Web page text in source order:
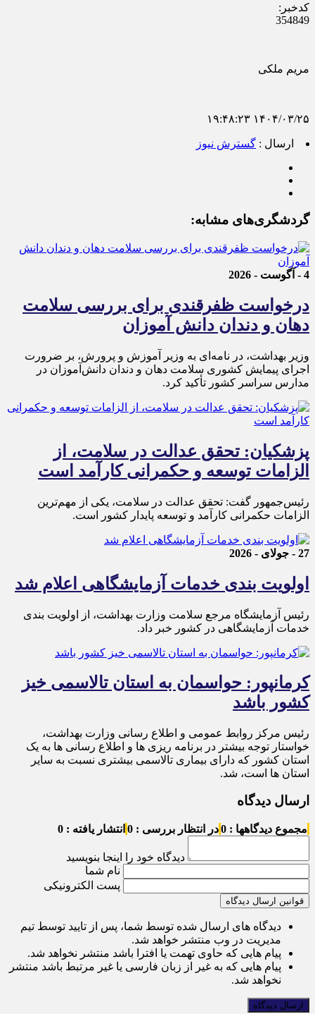
کدخبر:
354849
مریم ملکی
۱۴۰۴/۰۳/۲۵ ۱۹:۴۸:۲۳
ارسال : گسترش نیوز
گردشگری‌های مشابه:
4 - آگوست - 2026
درخواست ظفرقندی برای بررسی سلامت
دهان و دندان دانش آموزان
وزیر بهداشت، در نامه‌ای به وزیر آموزش و پرورش، بر ضرورت
اجرای پیمایش کشوری سلامت دهان و دندان دانش‌آموزان در
مدارس سراسر کشور تأکید کرد.
پزشکیان: تحقق عدالت در سلامت، از
الزامات توسعه و حکمرانی کارآمد است
رئیس‌جمهور گفت: تحقق عدالت در سلامت، یکی از مهم‌ترین
الزامات حکمرانی کارآمد و توسعه پایدار کشور است.
27 - جولای - 2026
اولویت بندی خدمات آزمایشگاهی اعلام شد
رئیس آزمایشگاه مرجع سلامت وزارت بهداشت، از اولویت بندی
خدمات آزمایشگاهی در کشور خبر داد.
کرمانپور: حواسمان به استان تالاسمی خیز
کشور باشد
رئیس مرکز روابط عمومی و اطلاع رسانی وزارت بهداشت،
خواستار توجه بیشتر در برنامه ریزی ها و اطلاع رسانی ها به یک
استان کشور که دارای بیماری تالاسمی بیشتری نسبت به سایر
استان ها است، شد.
ارسال دیدگاه
مجموع دیدگاهها : 0 در انتظار بررسی : 0 انتشار یافته : 0
دیدگاه خود را اینجا بنویسید
نام شما
پست الکترونیکی
قوانین ارسال دیدگاه
دیدگاه های ارسال شده توسط شما، پس از تایید توسط تیم
مدیریت در وب منتشر خواهد شد.
پیام هایی که حاوی تهمت یا افترا باشد منتشر نخواهد شد.
پیام هایی که به غیر از زبان فارسی یا غیر مرتبط باشد منتشر
نخواهد شد.